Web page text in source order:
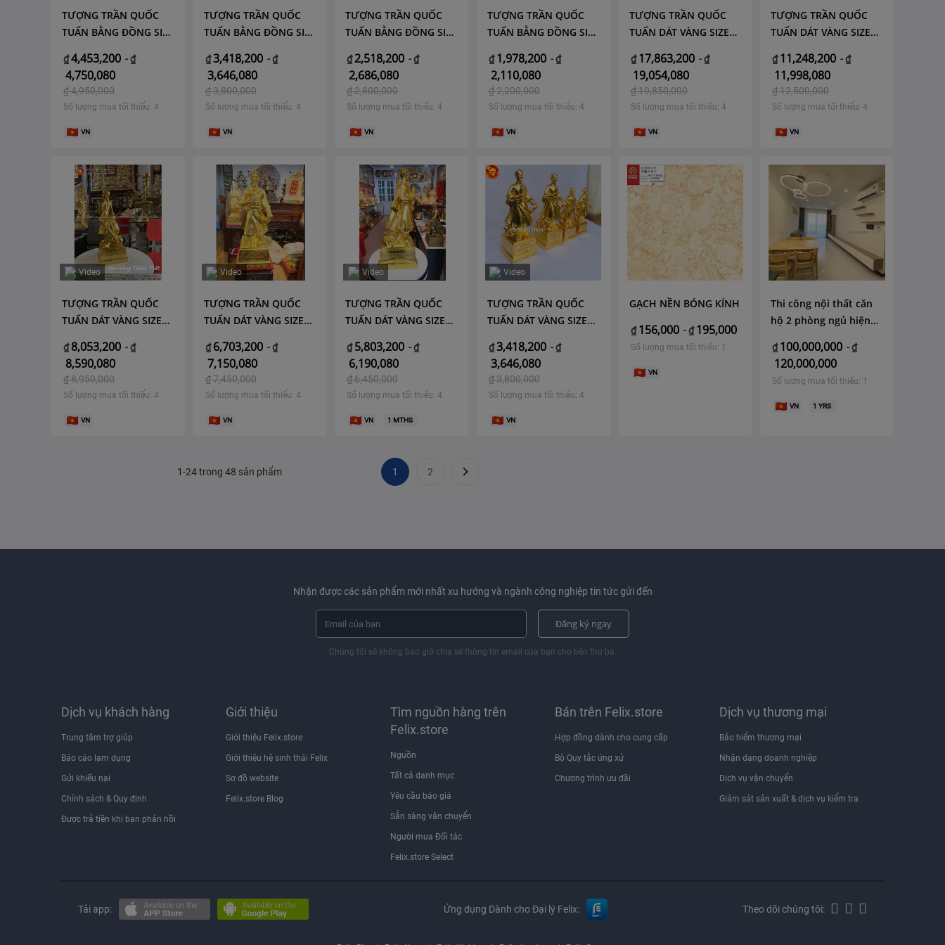
TƯỢNG TRẦN QUỐC
TUẤN BẰNG ĐỒNG SIZE
₫4,453,200 -₫
4,750,080
₫4,950,000
Số lượng mua tối thiểu: 4
VN
TƯỢNG TRẦN QUỐC
TUẤN BẰNG ĐỒNG SIZE
₫ 3,418,200 -₫
3,646,080
₫3,800,000
Số lượng mua tối thiểu: 4
VN
TƯỢNG TRẦN QUỐC
TUẤN BẰNG ĐỒNG SIZE
₫2,518,200 -₫
2,686,080
₫2,800,000
Số lượng mua tối thiểu: 4
VN
TƯỢNG TRẦN QUỐC
TUẤN BẰNG ĐỒNG SIZE
₫ 1,978,200 -₫
2,110,080
₫2,200,000
Số lượng mua tối thiểu: 4
VN
TƯỢNG TRẦN QUỐC
TUẤN DÁT VÀNG SIZE
₫ 17,863,200 -₫
19,054,080
₫19,850,000
Số lượng mua tối thiểu: 4
VN
TƯỢNG TRẦN QUỐC
TUẤN DÁT VÀNG SIZE
₫ 11,248,200 -₫
11,998,080
₫12,500,000
Số lượng mua tối thiểu: 4
VN
Video
TƯỢNG TRẦN QUỐC
TUẤN DÁT VÀNG SIZE
₫ 8,053,200 -₫
8,590,080
₫8,950,000
Số lượng mua tối thiểu: 4
VN
Video
TƯỢNG TRẦN QUỐC
TUẤN DÁT VÀNG SIZE
₫ 6,703,200 -₫
7,150,080
₫7,450,000
Số lượng mua tối thiểu: 4
VN
Video
TƯỢNG TRẦN QUỐC
TUẤN DÁT VÀNG SIZE
₫ 5,803,200 -₫
6,190,080
₫6,450,000
Số lượng mua tối thiểu: 4
VN 1 MTHS
Video
TƯỢNG TRẦN QUỐC
TUẤN DÁT VÀNG SIZE
₫3,418,200 -₫
3,646,080
₫3,800,000
Số lượng mua tối thiểu: 4
VN
GẠCH NỀN BÓNG KÍNH
₫ 156,000 -₫ 195,000
Số lượng mua tối thiểu: 1
VN
Thi công nội thất căn
hộ 2 phòng ngủ hiện
₫ 100,000,000 -₫
120,000,000
Số lượng mua tối thiểu: 1
VN 1YRS
1-24 trong 48 sản phẩm 1 2 
Nhận được các sản phẩm mới nhất xu hướng và ngành công nghiệp tin tức gửi đến
Đăng ký ngay
Chúng tôi sẽ không bao giờ chia sẻ thông tin email của bạn cho bên thứ ba.
Dịch vụ khách hàng
Trung tâm trợ giúp
Báo cáo lạm dụng
Gửi khiếu nại
Chính sách & Quy định
Được trả tiền khi bạn phản hồi
Giới thiệu
Giới thiệu Felix.store
Giới thiệu hệ sinh thái Felix
Sơ đồ website
Felix.store Blog
Tìm nguồn hàng trên
Felix.store
Nguồn
Tất cả danh mục
Yêu cầu báo giá
Sẵn sàng vận chuyển
Người mua Đối tác
Felix.store Select
Bán trên Felix.store
Hợp đồng dành cho cung cấp
Bộ Quy tắc ứng xử
Chương trình ưu đãi
Dịch vụ thương mại
Bảo hiểm thương mại
Nhận dạng doanh nghiệp
Dịch vụ vận chuyển
Giám sát sản xuất & dịch vụ kiểm tra
Tải app: Ứng dụng Dành cho Đại lý Felix: Theo dõi chúng tôi: